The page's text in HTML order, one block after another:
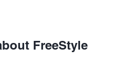
FreeStyle